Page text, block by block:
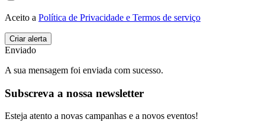
Aceito a Política de Privacidade e Termos de serviço
Enviado
A sua mensagem foi enviada com sucesso.
Subscreva a nossa newsletter
Esteja atento a novas campanhas e a novos eventos!